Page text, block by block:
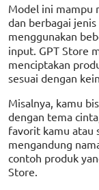
Model ini mampu
dan berbagai
menggunakan
input. GPT Store
menciptakan
sesuai dengan
Misalnya, kamu
dengan tema
favorit kamu atau
mengandung
contoh produk
Store.